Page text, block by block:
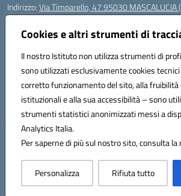
Cookies e altri strumenti di
Il nostro Istituto non utilizza strumenti di
sono utilizzati esclusivamente cookies
corretto funzionamento del sito, alla fruibilità
istituzionali e alla sua accessibilità – sono
strumenti statistici anonimizzati messi a
Analytics Italia.
Per saperne di più sul nostro sito, consulta la
Personalizza Rifiuta tutto
Indirizzo:Via Timparello, 47 95030 MASCALUCIA
Centralino:
Posta elettronica certificata (PEC):
Codice fiscale: 93238350875
Codice meccanografico:ctic8bc002
Codice Indice delle Pubbliche Amministrazioni
Codice unico di fatturazione (CUF): 2PO2JW
Hosting & Powered by 3D
Concept & Design by